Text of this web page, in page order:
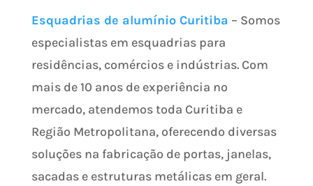
Esquadrias de alumínio Curitiba – Somos
especialistas em esquadrias para
residências, comércios e indústrias. Com
mais de 10 anos de experiência no
mercado, atendemos toda Curitiba e
Região Metropolitana, oferecendo diversas
soluções na fabricação de portas, janelas,
sacadas e estruturas metálicas em geral.